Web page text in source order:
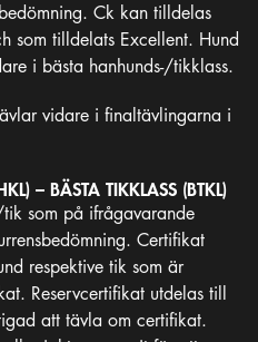
Ck kan tilldelas
som tilldelats Excellent. Hund
i bästa hanhunds-/tikklass.
vidare i finaltävlingarna i
– BÄSTA TIKKLASS (BTKL)
som på ifrågavarande
Certifikat
respektive tik som är
Reservcertifikat utdelas till
att tävla om certifikat.